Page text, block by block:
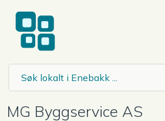
MG Byggservice AS